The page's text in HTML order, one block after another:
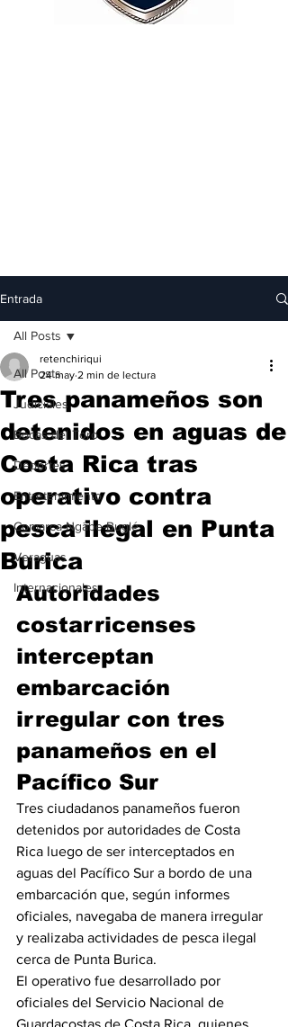
Entrada
All Posts
Judiciales
Bocas del Toro
Deportes
Entretenimiento
Comarca Ngäbe-Buglé
Veraguas
Internacionales
All Posts
Tres panameños son
detenidos en aguas de
Costa Rica tras
operativo contra
pesca ilegal en Punta
Burica
retenchiriqui
24 may 2 min de lectura
Autoridades
costarricenses
interceptan
embarcación
irregular con tres
panameños en el
Pacífico Sur
Tres ciudadanos panameños fueron
detenidos por autoridades de Costa
Rica luego de ser interceptados en
aguas del Pacífico Sur a bordo de una
embarcación que, según informes
oficiales, navegaba de manera irregular
y realizaba actividades de pesca ilegal
cerca de Punta Burica.
El operativo fue desarrollado por
oficiales del Servicio Nacional de
Guardacostas de Costa Rica, quienes